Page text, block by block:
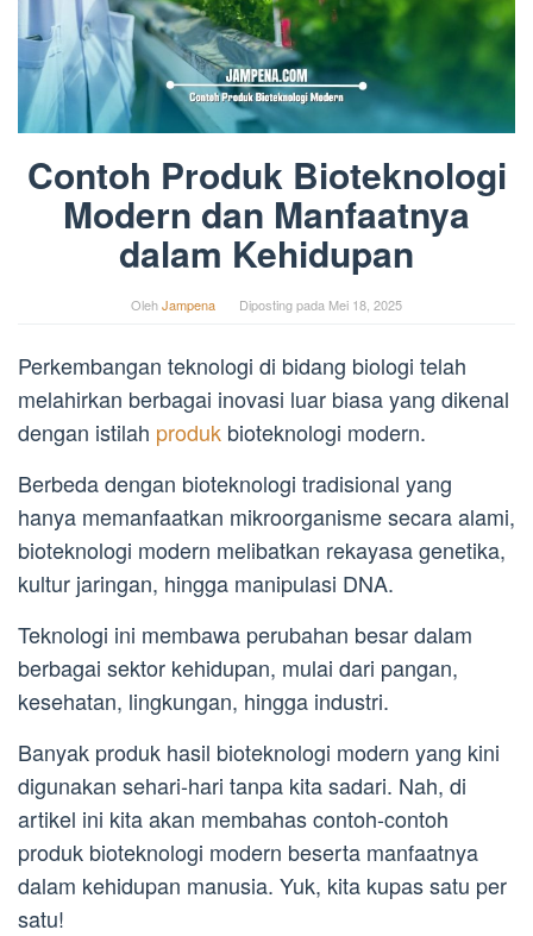
Contoh Produk Bioteknologi
Modern dan Manfaatnya
dalam Kehidupan
OlehJampena Diposting pada Mei 18, 2025
Perkembangan teknologi di bidang biologi telah
melahirkan berbagai inovasi luar biasa yang dikenal
dengan istilah produk bioteknologi modern.
Berbeda dengan bioteknologi tradisional yang
hanya memanfaatkan mikroorganisme secara alami,
bioteknologi modern melibatkan rekayasa genetika,
kultur jaringan, hingga manipulasi DNA.
Teknologi ini membawa perubahan besar dalam
berbagai sektor kehidupan, mulai dari pangan,
kesehatan, lingkungan, hingga industri.
Banyak produk hasil bioteknologi modern yang kini
digunakan sehari-hari tanpa kita sadari. Nah, di
artikel ini kita akan membahas contoh-contoh
produk bioteknologi modern beserta manfaatnya
dalam kehidupan manusia. Yuk, kita kupas satu per
satu!